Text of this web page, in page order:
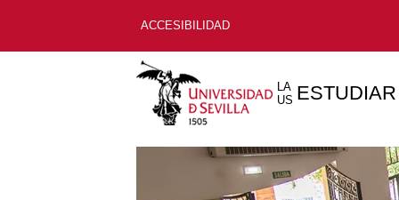
ACCESIBILIDAD
LA
US ESTUDIAR